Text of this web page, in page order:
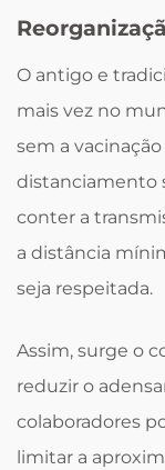
O antigo e
mais vez no
sem a
distanciamento
conter a
a distância
seja respeitada.
Assim, surge o
reduzir o
colaboradores
limitar a